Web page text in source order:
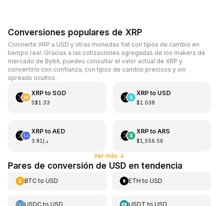
Conversiones populares de XRP
Convierte XRP a USD y otras monedas fiat con tipos de cambio en
tiempo real. Gracias a las cotizaciones agregadas de los makers de
mercado de Bybit, puedes consultar el valor actual de XRP y
convertirlo con confianza, con tipos de cambio precisos y sin
spreads ocultos.
XRPto SGD
S$1.33
XRPto USD
$1.038
XRPto AED
د.إ3.81
XRPto ARS
$1,556.56
Ver más ↓
Pares de conversión de USD en tendencia
BTCto USD ETH toUSD
USDCto USD USDT toUSD